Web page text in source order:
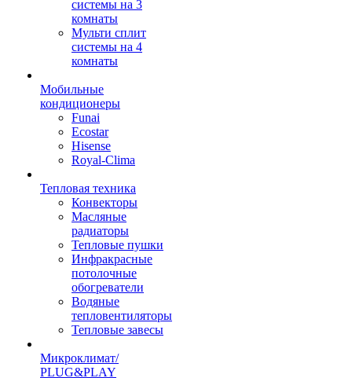
системы на 3
комнаты
Мульти сплит
системы на 4
комнаты
Мобильные
кондиционеры
Funai
Ecostar
Hisense
Royal-Clima
Тепловая техника
Конвекторы
Масляные
радиаторы
Тепловые пушки
Инфракрасные
потолочные
обогреватели
Водяные
тепловентиляторы
Тепловые завесы
Микроклимат/
PLUG&PLAY